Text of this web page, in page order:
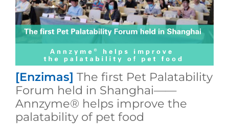
[Enzimas] The first Pet Palatability
Forum held in Shanghai——
Annzyme® helps improve the
palatability of pet food